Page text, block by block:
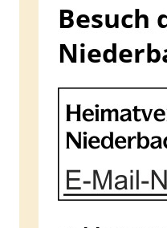
Besuch